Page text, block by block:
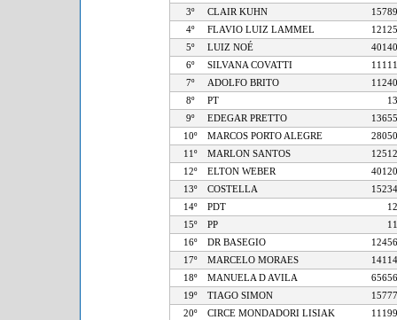
3º
CLAIR KUHN
4º
FLAVIO LUIZ LAMMEL
5º
LUIZ NOÉ
6º
SILVANA COVATTI
7º
ADOLFO BRITO
8º
PT
9º
EDEGAR PRETTO
10º
MARCOS PORTO ALEGRE
11º
MARLON SANTOS
12º
ELTON WEBER
13º
COSTELLA
14º
PDT
15º
PP
16º
DR BASEGIO
17º
MARCELO MORAES
18º
MANUELA D AVILA
19º
TIAGO SIMON
20º
CIRCE MONDADORI LISIAK